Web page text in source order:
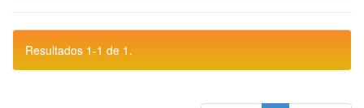
Resultados 1-1 de 1.